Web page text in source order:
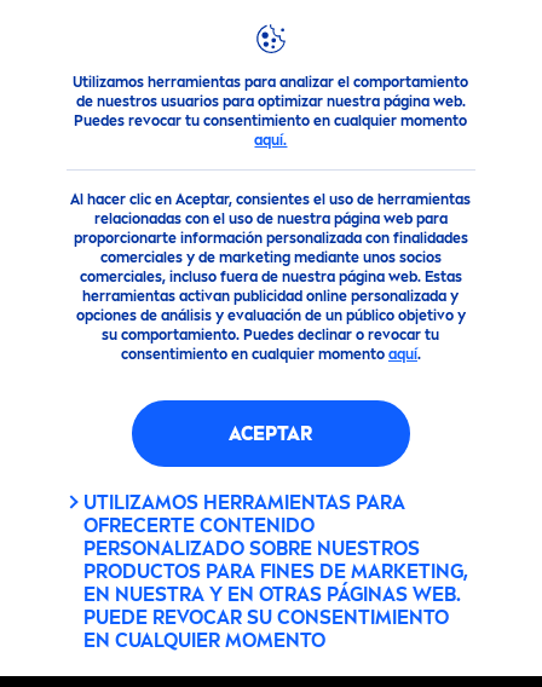
Utilizamos herramientas para analizar el comportamiento
de nuestros usuarios para optimizar nuestra página web.
Puedes revocar tu consentimiento en cualquier momento
aquí.
Al hacer clic en Aceptar, consientes el uso de herramientas
relacionadas con el uso de nuestra página web para
proporcionarte información personalizada con finalidades
comerciales y de marketing mediante unos socios
comerciales, incluso fuera de nuestra página web. Estas
herramientas activan publicidad online personalizada y
opciones de análisis y evaluación de un público objetivo y
su comportamiento. Puedes declinar o revocar tu
consentimiento en cualquier momento aquí.
ACEPTAR
UTILIZAMOS HERRAMIENTAS PARA
OFRECERTE CONTENIDO
PERSONALIZADO SOBRE NUESTROS
PRODUCTOS PARA FINES DE MARKETING,
EN NUESTRA Y EN OTRAS PÁGINAS WEB.
PUEDE REVOCAR SU CONSENTIMIENTO
EN CUALQUIER MOMENTO
Productos Cuidado Facial Contorno de Ojos